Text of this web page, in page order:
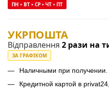
ПН • ВТ • СР • ЧТ • ПТ
УКРПОШТА
Відправлення 2 рази на
ЗА ГРАФІКОМ
Наличными при получении.
Кредитной картой в